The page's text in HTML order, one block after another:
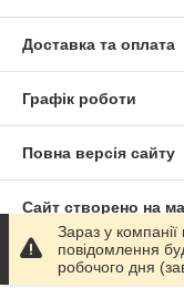
Доставка та оплата
Графік роботи
Повна версія сайту
Сайт створено на
Політика
Зараз у
повідомлення
робочого дня